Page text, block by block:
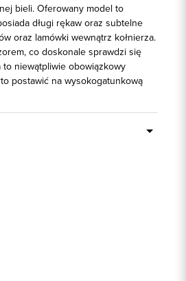
bieli. Oferowany model to
długi rękaw oraz subtelne
oraz lamówki wewnątrz kołnierza.
co doskonale sprawdzi się
niewątpliwie obowiązkowy
postawić na wysokogatunkową